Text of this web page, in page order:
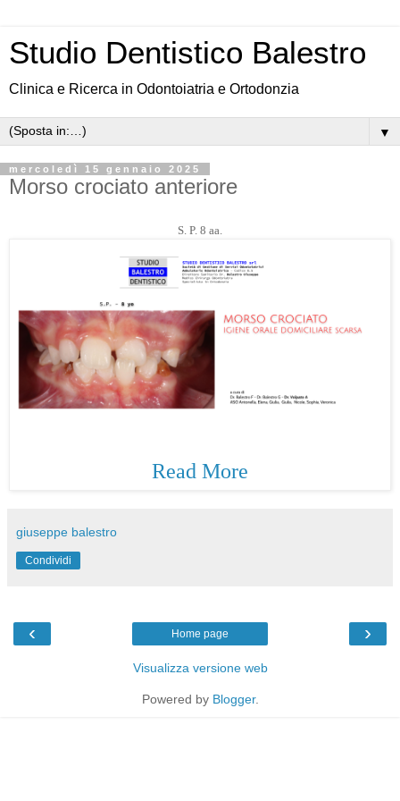
Studio Dentistico Balestro
Clinica e Ricerca in Odontoiatria e Ortodonzia
▼
mercoledì 15 gennaio 2025
Morso crociato anteriore
S. P. 8 aa.
Read More
giuseppe balestro
Condividi
‹ ›
Home page
Visualizza versione web
Powered by Blogger.